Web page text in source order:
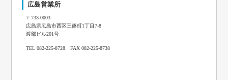
広島営業所
〒733-0003
広島県広島市西区三篠町1丁目7-8
渡部ビル201号
TEL 082-225-8728 FAX 082-225-8738